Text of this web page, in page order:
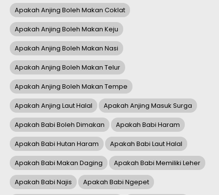
Apakah Anjing Boleh Makan Coklat
Apakah Anjing Boleh Makan Keju
Apakah Anjing Boleh Makan Nasi
Apakah Anjing Boleh Makan Telur
Apakah Anjing Boleh Makan Tempe
Apakah Anjing Laut Halal Apakah Anjing Masuk Surga
Apakah Babi Boleh Dimakan Apakah Babi Haram
Apakah Babi Hutan Haram Apakah Babi Laut Halal
Apakah Babi Makan Daging Apakah Babi Memiliki Leher
Apakah Babi Najis Apakah Babi Ngepet